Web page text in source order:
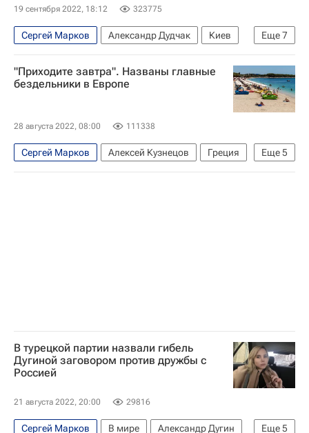
19 сентября 2022, 18:12 323775
Еще7
Сергей Марков Александр Дудчак
Киев
Украина
Россия
Служба безопасности Украины
ДНР
Политика
"Приходите завтра". Названы главные
бездельники в Европе
28 августа 2022, 08:00 111338
Еще5
Сергей Марков Алексей Кузнецов
Греция
Испания
Германия
Евросоюз
В турецкой партии назвали гибель
Дугиной заговором против дружбы с
Россией
21 августа 2022, 20:00 29816
Еще5
Сергей Марков В мире
Александр Дугин